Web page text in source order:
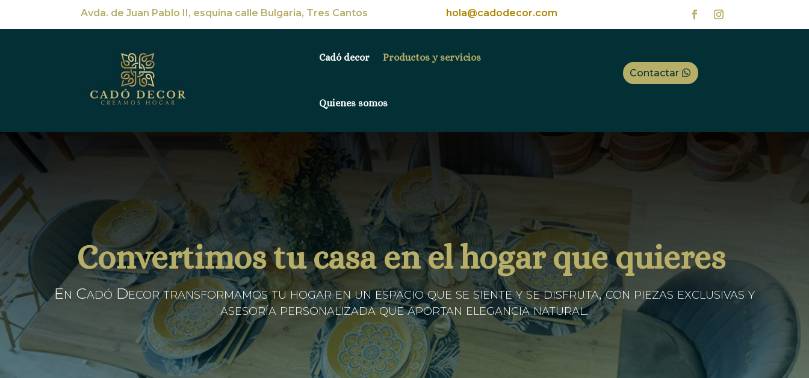
Avda. de Juan Pablo II, esquina calle Bulgaria, Tres Cantos hola@cadodecor.com
Cadó decor Productos y servicios
Quienes somos
Contactar
Convertimos tu casa en el hogar que quieres
En Cadó Decor transformamos tu hogar en un espacio que se siente y se disfruta, con piezas exclusivas y
asesoría personalizada que aportan elegancia natural.